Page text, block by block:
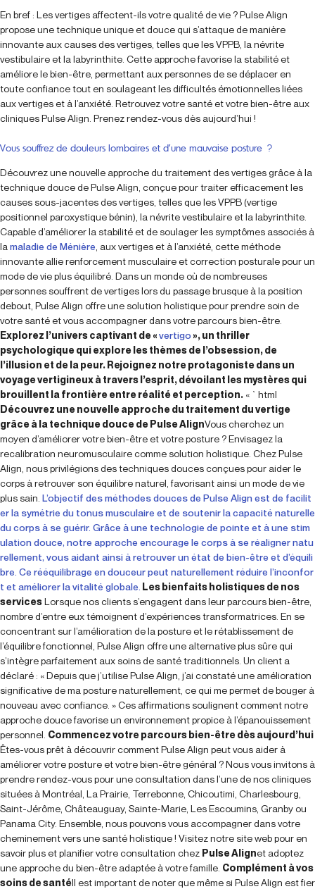
En bref : Les vertiges affectent-ils votre qualité de vie ? Pulse Align
propose une technique unique et douce qui s’attaque de manière
innovante aux causes des vertiges, telles que les VPPB, la névrite
vestibulaire et la labyrinthite. Cette approche favorise la stabilité et
améliore le bien-être, permettant aux personnes de se déplacer en
toute confiance tout en soulageant les difficultés émotionnelles liées
aux vertiges et à l’anxiété. Retrouvez votre santé et votre bien-être aux
cliniques Pulse Align. Prenez rendez-vous dès aujourd’hui !
Vous souffrez de douleurs lombaires et d’une mauvaise posture ?
Découvrez une nouvelle approche du traitement des vertiges grâce à la
technique douce de Pulse Align, conçue pour traiter efficacement les
causes sous-jacentes des vertiges, telles que les VPPB (vertige
positionnel paroxystique bénin), la névrite vestibulaire et la labyrinthite.
Capable d’améliorer la stabilité et de soulager les symptômes associés à
la maladie de Ménière , aux vertiges et à l’anxiété, cette méthode
innovante allie renforcement musculaire et correction posturale pour un
mode de vie plus équilibré. Dans un monde où de nombreuses
personnes souffrent de vertiges lors du passage brusque à la position
debout, Pulse Align offre une solution holistique pour prendre soin de
votre santé et vous accompagner dans votre parcours bien-être.
Explorez l’univers captivant de «vertigo », un thriller
psychologique qui explore les thèmes de l’obsession, de
l’illusion et de la peur. Rejoignez notre protagoniste dans un
voyage vertigineux à travers l’esprit, dévoilant les mystères qui
brouillent la frontière entre réalité et perception. « `html
Découvrez une nouvelle approche du traitement du vertige
grâce à la technique douce de Pulse AlignVous cherchez un
moyen d’améliorer votre bien-être et votre posture ? Envisagez la
recalibration neuromusculaire comme solution holistique. Chez Pulse
Align, nous privilégions des techniques douces conçues pour aider le
corps à retrouver son équilibre naturel, favorisant ainsi un mode de vie
plus sain. L’objectif des méthodes douces de Pulse Align est de facilit
er la symétrie du tonus musculaire et de soutenir la capacité naturelle
du corps à se guérir. Grâce à une technologie de pointe et à une stim
ulation douce, notre approche encourage le corps à se réaligner natu
rellement, vous aidant ainsi à retrouver un état de bien-être et d’équili
bre. Ce rééquilibrage en douceur peut naturellement réduire l’inconfor
t et améliorer la vitalité globale. Les bienfaits holistiques de nos
servicesLorsque nos clients s’engagent dans leur parcours bien-être,
nombre d’entre eux témoignent d’expériences transformatrices. En se
concentrant sur l’amélioration de la posture et le rétablissement de
l’équilibre fonctionnel, Pulse Align offre une alternative plus sûre qui
s’intègre parfaitement aux soins de santé traditionnels. Un client a
déclaré : « Depuis que j’utilise Pulse Align, j’ai constaté une amélioration
significative de ma posture naturellement, ce qui me permet de bouger à
nouveau avec confiance. » Ces affirmations soulignent comment notre
approche douce favorise un environnement propice à l’épanouissement
personnel. Commencez votre parcours bien-être dès aujourd’hui
Êtes-vous prêt à découvrir comment Pulse Align peut vous aider à
améliorer votre posture et votre bien-être général ? Nous vous invitons à
prendre rendez-vous pour une consultation dans l’une de nos cliniques
situées à Montréal, La Prairie, Terrebonne, Chicoutimi, Charlesbourg,
Saint-Jérôme, Châteauguay, Sainte-Marie, Les Escoumins, Granby ou
Panama City. Ensemble, nous pouvons vous accompagner dans votre
cheminement vers une santé holistique ! Visitez notre site web pour en
savoir plus et planifier votre consultation chez Pulse Alignet adoptez
une approche du bien-être adaptée à votre famille. Complément à vos
soins de santéIl est important de noter que même si Pulse Align est fier